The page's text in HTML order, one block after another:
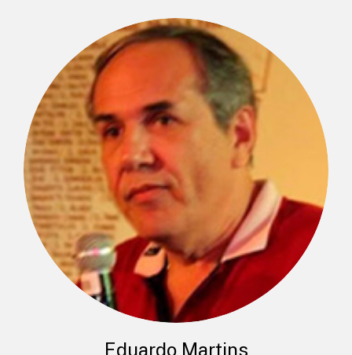
Eduardo Martins